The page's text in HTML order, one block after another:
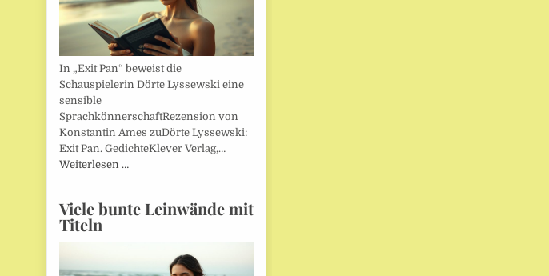
In „Exit Pan“ beweist die
Schauspielerin Dörte Lyssewski eine
sensible
SprachkönnerschaftRezension von
Konstantin Ames zuDörte Lyssewski:
Exit Pan. GedichteKlever Verlag,…
Weiterlesen …
Viele bunte Leinwände mit
Titeln